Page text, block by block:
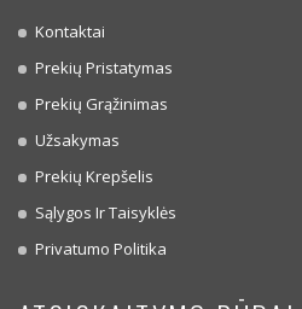
Kontaktai
Prekių Pristatymas
Prekių Grąžinimas
Užsakymas
Prekių Krepšelis
Sąlygos Ir Taisyklės
Privatumo Politika